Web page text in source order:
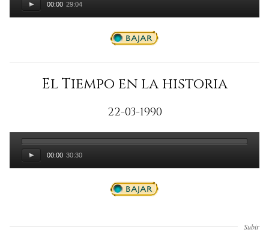
00:00 29:04
El Tiempo en la historia
22-03-1990
00:00 30:30
Subir